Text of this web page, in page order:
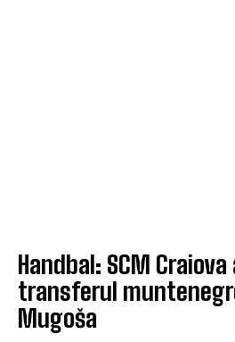
Handbal: SCM
transferul
Mugoša